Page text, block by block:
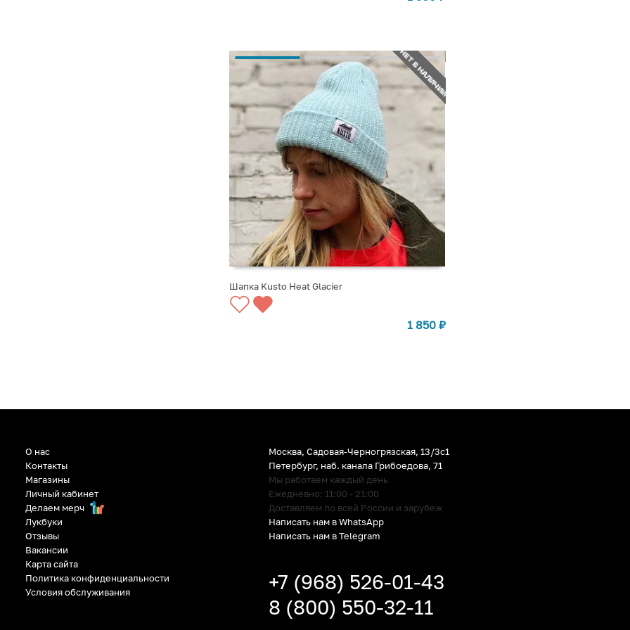
НЕТ В НАЛИЧИИ
СООБЩИТЬ О ПОСТУПЛЕНИИ
Шапка Kusto Heat Glacier
1 850 ₽
О нас
Контакты
Магазины
Личный кабинет
Делаем мерч
Лукбуки
Отзывы
Вакансии
Карта сайта
Политика конфиденциальности
Условия обслуживания
Москва, Садовая-Черногрязская, 13/3c1
Петербург, наб. канала Грибоедова, 71
Мы работаем каждый день
Ежедневно: 11:00 - 21:00
Доставляем по всей России и зарубеж
Написать нам в WhatsApp
Написать нам в Telegram
+7 (968) 526-01-43
8 (800) 550-32-11